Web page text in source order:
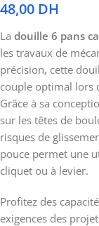
48,00 DH
La douille 6 pans
les travaux de
précision, cette
couple optimal lors
Grâce à sa
sur les têtes de
risques de
pouce permet une
cliquet ou à levier.
Profitez des
exigences des